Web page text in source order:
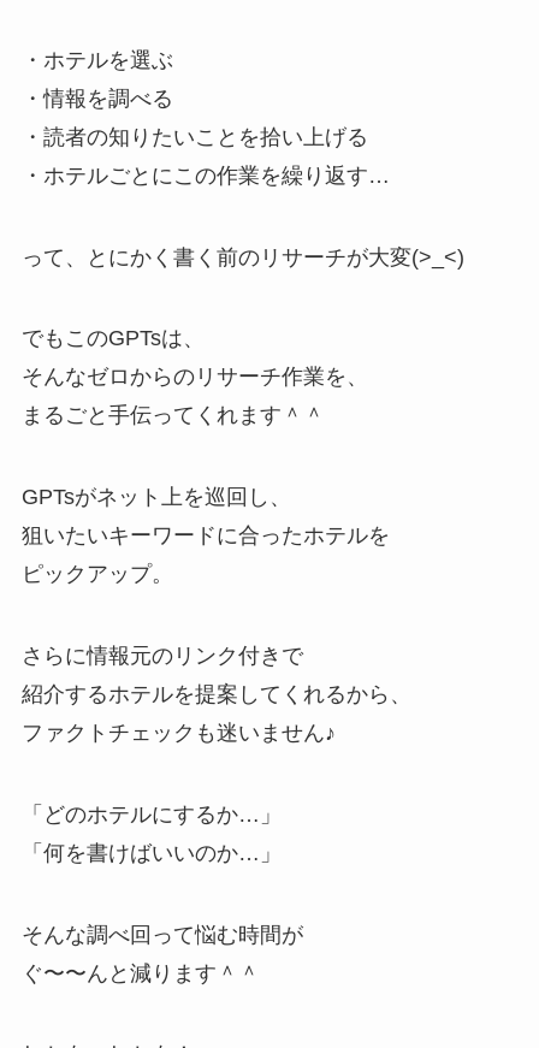
・ホテルを選ぶ
・情報を調べる
・読者の知りたいことを拾い上げる
・ホテルごとにこの作業を繰り返す…
って、とにかく書く前のリサーチが大変(>_<)
でもこのGPTsは、
そんなゼロからのリサーチ作業を、
まるごと手伝ってくれます＾＾
GPTsがネット上を巡回し、
狙いたいキーワードに合ったホテルを
ピックアップ。
さらに情報元のリンク付きで
紹介するホテルを提案してくれるから、
ファクトチェックも迷いません♪
「どのホテルにするか…」
「何を書けばいいのか…」
そんな調べ回って悩む時間が
ぐ〜〜んと減ります＾＾